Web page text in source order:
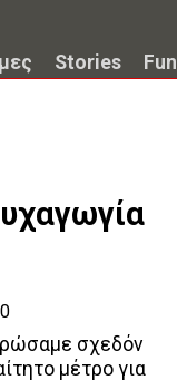
Stories Fun
σχεδόν
μέτρο για